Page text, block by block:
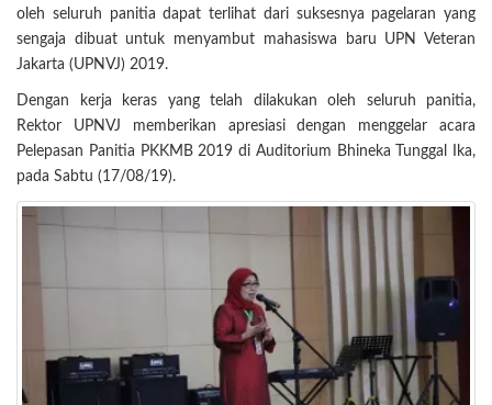
oleh seluruh panitia dapat terlihat dari suksesnya pagelaran yang
sengaja dibuat untuk menyambut mahasiswa baru UPN Veteran
Jakarta (UPNVJ) 2019.
Dengan kerja keras yang telah dilakukan oleh seluruh panitia,
Rektor UPNVJ memberikan apresiasi dengan menggelar acara
Pelepasan Panitia PKKMB 2019 di Auditorium Bhineka Tunggal Ika,
pada Sabtu (17/08/19).